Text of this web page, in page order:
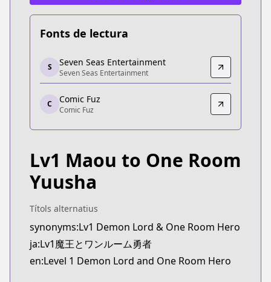
Fonts de lectura
Seven Seas Entertainment
Seven Seas Entertainment
https://sevenseasentertainment.com/series/
Comic Fuz
Comic Fuz
https://comic-fuz.com/manga/1900
S Seven Seas Entertainment
Seven Seas Entertainment
C Comic Fuz
Comic Fuz
Lv1 Maou to One Room
Yuusha
Títols alternatius
synonyms:Lv1 Demon Lord & One Room Hero
ja:Lv1魔王とワンルーム勇者
en:Level 1 Demon Lord and One Room Hero